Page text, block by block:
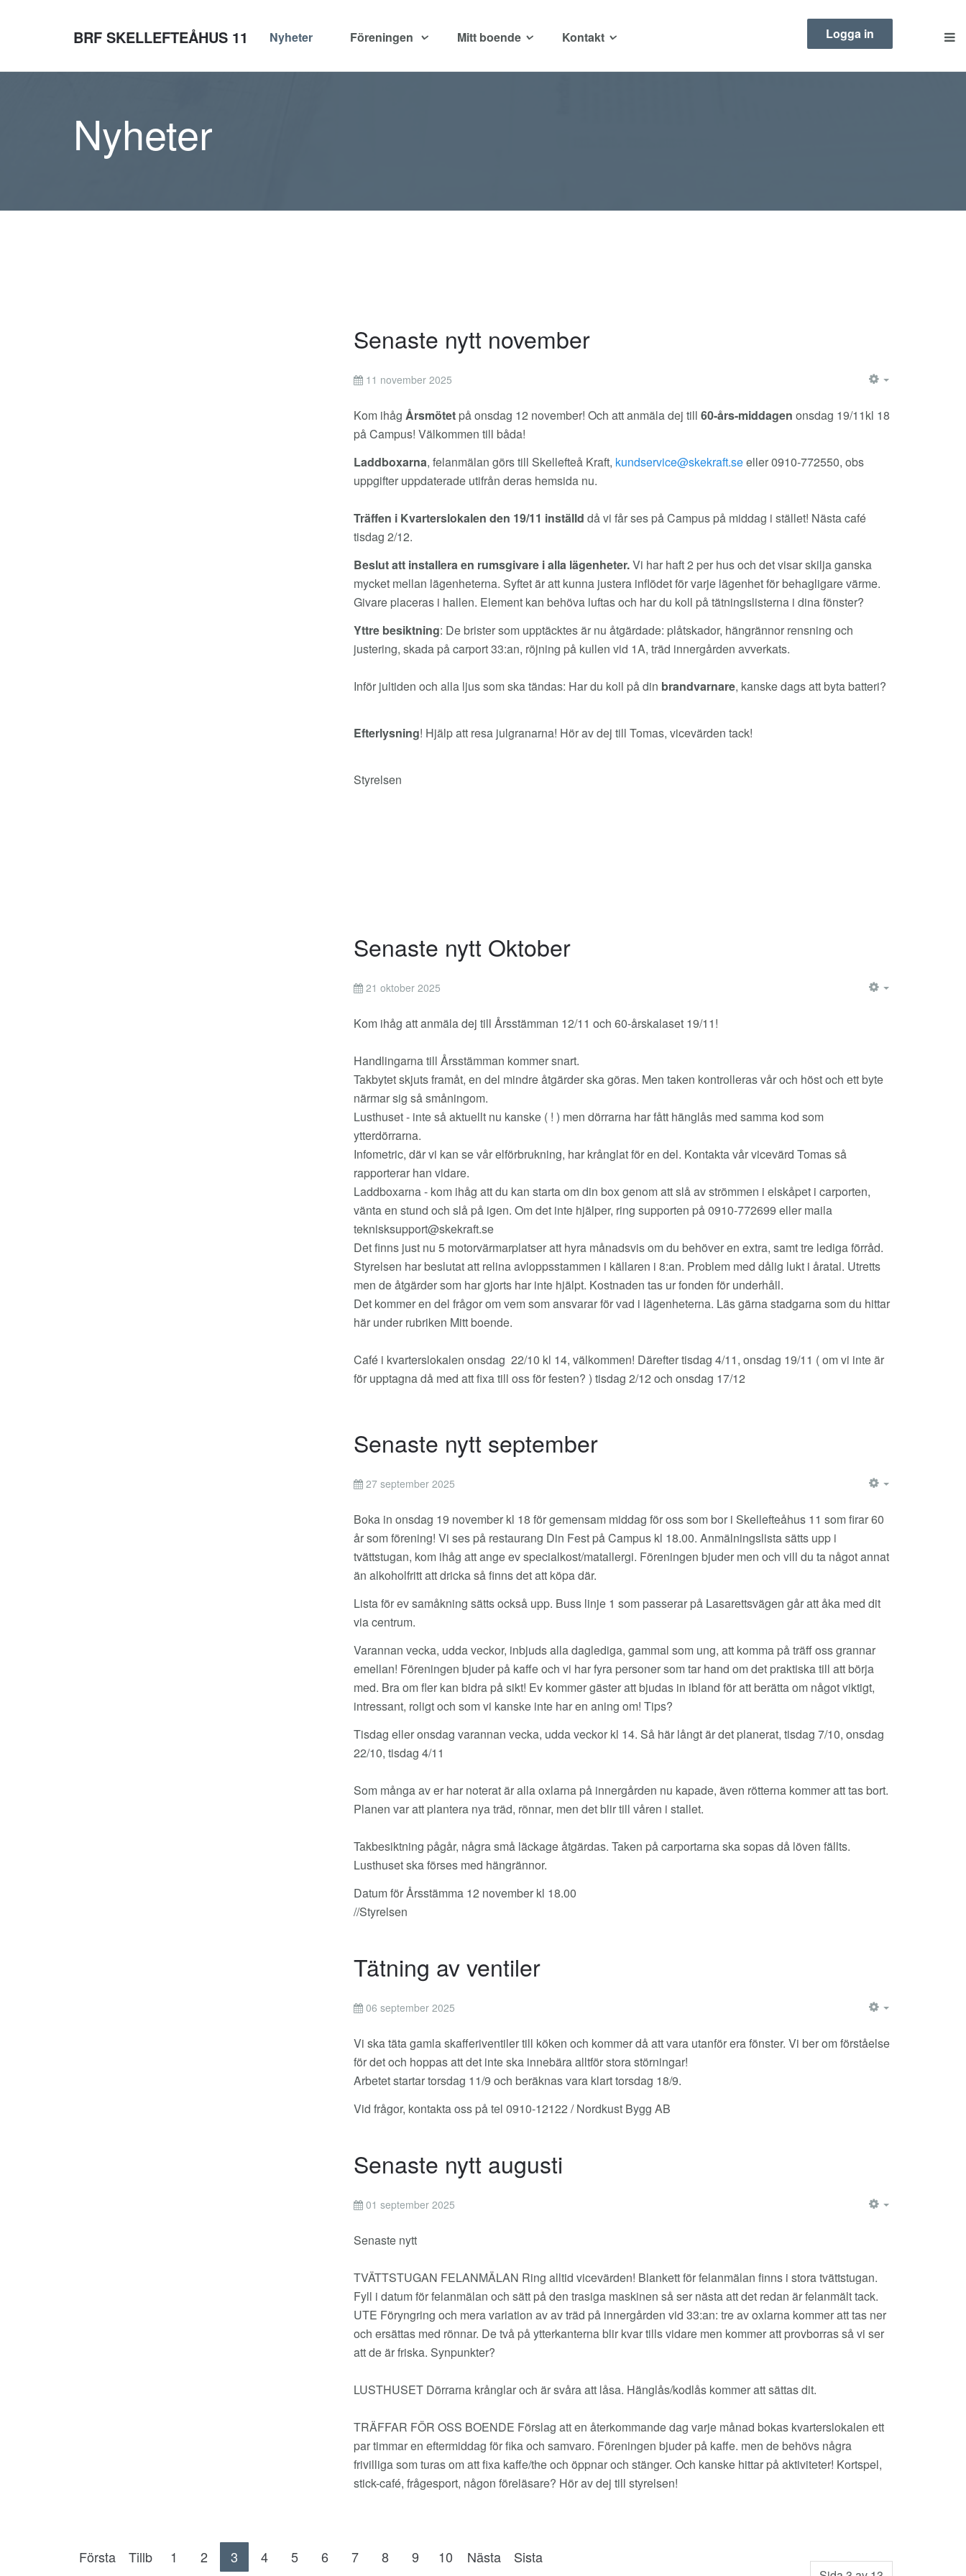
BRF SKELLEFTEÅHUS 11 Nyheter Föreningen Mitt boende Kontakt Logga in
Nyheter
Senaste nytt november
11 november 2025
Kom ihåg Årsmötet på onsdag 12 november! Och att anmäla dej till 60-års-middagen onsdag 19/11kl 18
på Campus! Välkommen till båda!
Laddboxarna, felanmälan görs till Skellefteå Kraft,
eller 0910-772550, obs
uppgifter uppdaterade utifrån deras hemsida nu.
Träffen i Kvarterslokalen den 19/11 inställd då vi får ses på Campus på middag i stället! Nästa café
tisdag 2/12.
Beslut att installera en rumsgivare i alla lägenheter.Vi har haft 2 per hus och det visar skilja ganska
mycket mellan lägenheterna. Syftet är att kunna justera inflödet för varje lägenhet för behagligare värme.
Givare placeras i hallen. Element kan behöva luftas och har du koll på tätningslisterna i dina fönster?
Yttre besiktning: De brister som upptäcktes är nu åtgärdade: plåtskador, hängrännor rensning och
justering, skada på carport 33:an, röjning på kullen vid 1A, träd innergården avverkats.
Inför jultiden och alla ljus som ska tändas: Har du koll på din brandvarnare, kanske dags att byta batteri?
Efterlysning! Hjälp att resa julgranarna! Hör av dej till Tomas, vicevärden tack!
Styrelsen
Senaste nytt Oktober
21 oktober 2025
Kom ihåg att anmäla dej till Årsstämman 12/11 och 60-årskalaset 19/11!
Handlingarna till Årsstämman kommer snart.
Takbytet skjuts framåt, en del mindre åtgärder ska göras. Men taken kontrolleras vår och höst och ett byte
närmar sig så småningom.
Lusthuset - inte så aktuellt nu kanske ( ! ) men dörrarna har fått hänglås med samma kod som
ytterdörrarna.
Infometric, där vi kan se vår elförbrukning, har krånglat för en del. Kontakta vår vicevärd Tomas så
rapporterar han vidare.
Laddboxarna - kom ihåg att du kan starta om din box genom att slå av strömmen i elskåpet i carporten,
vänta en stund och slå på igen. Om det inte hjälper, ring supporten på 0910-772699 eller maila
teknisksupport@skekraft.se
Det finns just nu 5 motorvärmarplatser att hyra månadsvis om du behöver en extra, samt tre lediga förråd.
Styrelsen har beslutat att relina avloppsstammen i källaren i 8:an. Problem med dålig lukt i åratal. Utretts
men de åtgärder som har gjorts har inte hjälpt. Kostnaden tas ur fonden för underhåll.
Det kommer en del frågor om vem som ansvarar för vad i lägenheterna. Läs gärna stadgarna som du hittar
här under rubriken Mitt boende.
Café i kvarterslokalen onsdag 22/10 kl 14, välkommen! Därefter tisdag 4/11, onsdag 19/11 ( om vi inte är
för upptagna då med att fixa till oss för festen? ) tisdag 2/12 och onsdag 17/12
Senaste nytt september
27 september 2025
Boka in onsdag 19 november kl 18 för gemensam middag för oss som bor i Skellefteåhus 11 som firar 60
år som förening! Vi ses på restaurang Din Fest på Campus kl 18.00. Anmälningslista sätts upp i
tvättstugan, kom ihåg att ange ev specialkost/matallergi. Föreningen bjuder men och vill du ta något annat
än alkoholfritt att dricka så finns det att köpa där.
Lista för ev samåkning sätts också upp. Buss linje 1 som passerar på Lasarettsvägen går att åka med dit
via centrum.
Varannan vecka, udda veckor, inbjuds alla daglediga, gammal som ung, att komma på träff oss grannar
emellan! Föreningen bjuder på kaffe och vi har fyra personer som tar hand om det praktiska till att börja
med. Bra om fler kan bidra på sikt! Ev kommer gäster att bjudas in ibland för att berätta om något viktigt,
intressant, roligt och som vi kanske inte har en aning om! Tips?
Tisdag eller onsdag varannan vecka, udda veckor kl 14. Så här långt är det planerat, tisdag 7/10, onsdag
22/10, tisdag 4/11
Som många av er har noterat är alla oxlarna på innergården nu kapade, även rötterna kommer att tas bort.
Planen var att plantera nya träd, rönnar, men det blir till våren i stallet.
Takbesiktning pågår, några små läckage åtgärdas. Taken på carportarna ska sopas då löven fällts.
Lusthuset ska förses med hängrännor.
Datum för Årsstämma 12 november kl 18.00
//Styrelsen
Tätning av ventiler
06 september 2025
Vi ska täta gamla skafferiventiler till köken och kommer då att vara utanför era fönster. Vi ber om förståelse
för det och hoppas att det inte ska innebära alltför stora störningar!
Arbetet startar torsdag 11/9 och beräknas vara klart torsdag 18/9.
Vid frågor, kontakta oss på tel 0910-12122 / Nordkust Bygg AB
Senaste nytt augusti
01 september 2025
Senaste nytt
TVÄTTSTUGAN FELANMÄLAN Ring alltid vicevärden! Blankett för felanmälan finns i stora tvättstugan.
Fyll i datum för felanmälan och sätt på den trasiga maskinen så ser nästa att det redan är felanmält tack.
UTE Föryngring och mera variation av av träd på innergården vid 33:an: tre av oxlarna kommer att tas ner
och ersättas med rönnar. De två på ytterkanterna blir kvar tills vidare men kommer att provborras så vi ser
att de är friska. Synpunkter?
LUSTHUSET Dörrarna krånglar och är svåra att låsa. Hänglås/kodlås kommer att sättas dit.
TRÄFFAR FÖR OSS BOENDE Förslag att en återkommande dag varje månad bokas kvarterslokalen ett
par timmar en eftermiddag för fika och samvaro. Föreningen bjuder på kaffe. men de behövs några
frivilliga som turas om att fixa kaffe/the och öppnar och stänger. Och kanske hittar på aktiviteter! Kortspel,
stick-café, frågesport, någon föreläsare? Hör av dej till styrelsen!
Första Tillb 1 2 3 4 5 6 7 8 9 10 Nästa Sista